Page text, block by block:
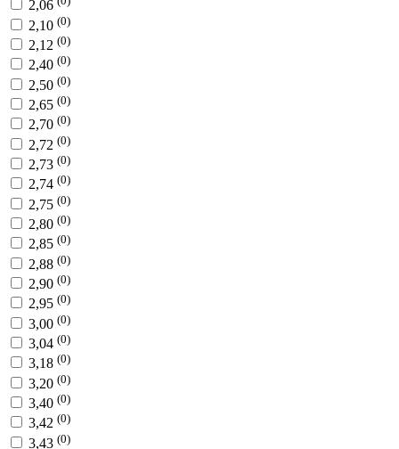
2,06
2,10 (0)
2,12 (0)
2,40 (0)
2,50 (0)
2,65 (0)
2,70 (0)
2,72 (0)
2,73 (0)
2,74 (0)
2,75 (0)
2,80 (0)
2,85 (0)
2,88 (0)
2,90 (0)
2,95 (0)
3,00 (0)
3,04 (0)
3,18 (0)
3,20 (0)
3,40 (0)
3,42 (0)
3,43 (0)